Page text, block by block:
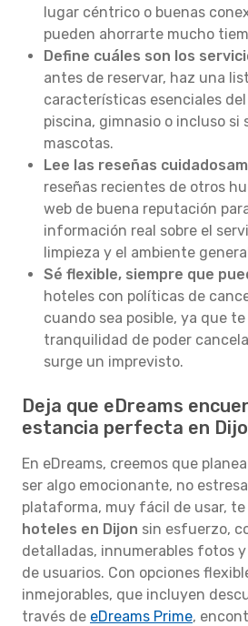
lugar céntrico o buenas
pueden ahorrarte mucho
Define cuáles son los
antes de reservar, haz una
características esenciales
piscina, gimnasio o incluso si
mascotas.
Lee las reseñas
reseñas recientes de otros
web de buena reputación
información real sobre el
limpieza y el ambiente
Sé flexible, siempre que
hoteles con políticas de
cuando sea posible, ya que
tranquilidad de poder
surge un imprevisto.
Deja que eDreams
estancia perfecta en
En eDreams, creemos que
ser algo emocionante, no
plataforma, muy fácil de usar,
hoteles en Dijon sin esfuerzo,
detalladas, innumerables fotos
de usuarios. Con opciones
inmejorables, que incluyen
través de eDreams Prime,